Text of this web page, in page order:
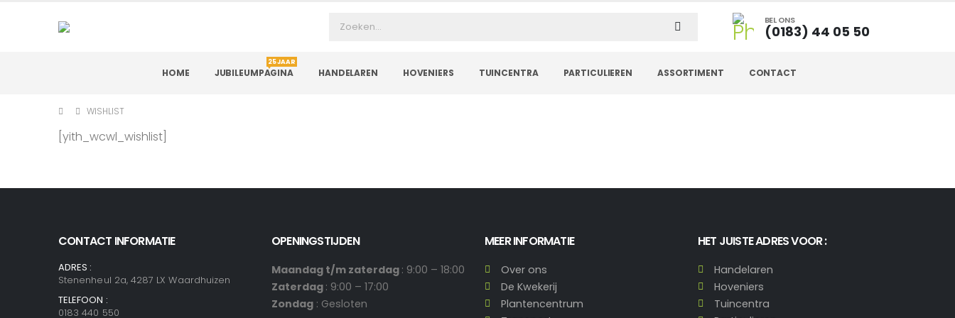
BEL ONS
(0183) 44 05 50
HOME JUBILEUMPAGINA
25 JAAR
HANDELAREN HOVENIERS TUINCENTRA PARTICULIEREN ASSORTIMENT CONTACT
WISHLIST
[yith_wcwl_wishlist]
CONTACT INFORMATIE
ADRES :
Stenenheul 2a, 4287 LX Waardhuizen
TELEFOON :
0183 440 550
OPENINGSTIJDEN
Maandag t/m zaterdag : 9:00 – 18:00
Zaterdag : 9:00 – 17:00
Zondag : Gesloten
MEER INFORMATIE
Over ons
De Kwekerij
Plantencentrum
HET JUISTE ADRES VOOR :
Handelaren
Hoveniers
Tuincentra